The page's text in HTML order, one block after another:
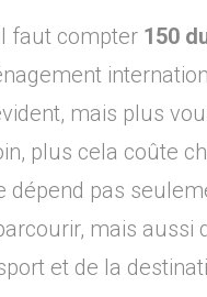
faut compter 150
mais plus
plus cela coûte
dépend pas
mais aussi
et de la